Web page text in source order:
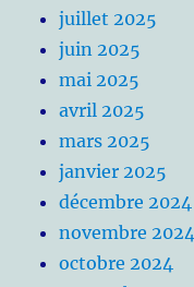
juillet 2025
juin 2025
mai 2025
avril 2025
mars 2025
janvier 2025
décembre 2024
novembre 2024
octobre 2024